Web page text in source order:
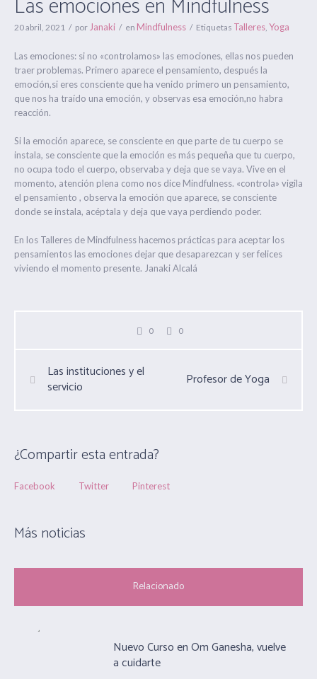
20 abril, 2021 por Janaki en Mindfulness Etiquetas Talleres, Yoga
Las emociones: si no «controlamos» las emociones, ellas nos pueden
traer problemas. Primero aparece el pensamiento, después la
emoción,si eres consciente que ha venido primero un pensamiento,
que nos ha traído una emoción, y observas esa emoción,no habra
reacción.
Si la emoción aparece, se consciente en que parte de tu cuerpo se
instala, se consciente que la emoción es más pequeña que tu cuerpo,
no ocupa todo el cuerpo, observaba y deja que se vaya. Vive en el
momento, atención plena como nos dice Mindfulness. «controla» vigila
el pensamiento , observa la emoción que aparece, se consciente
donde se instala, acéptala y deja que vaya perdiendo poder.
En los Talleres de Mindfulness hacemos prácticas para aceptar los
pensamientos las emociones dejar que desaparezcan y ser felices
viviendo el momento presente. Janaki Alcalá
0 0
Las instituciones y el
servicio
Profesor de Yoga
¿Compartir esta entrada?
Facebook Twitter Pinterest
Más noticias
Relacionado
Nuevo Curso en Om Ganesha, vuelve
a cuidarte